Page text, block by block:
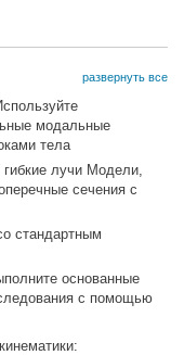
развернуть все
модальные
тела
лучи Модели,
сечения с
стандартным
основанные
с помощью